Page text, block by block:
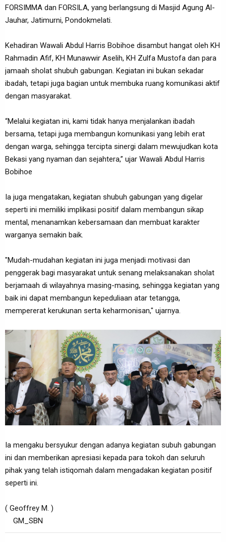
FORSIMMA dan FORSILA, yang berlangsung di Masjid Agung Al-
Jauhar, Jatimurni, Pondokmelati.
Kehadiran Wawali Abdul Harris Bobihoe disambut hangat oleh KH
Rahmadin Afif, KH Munawwir Aselih, KH Zulfa Mustofa dan para
jamaah sholat shubuh gabungan. Kegiatan ini bukan sekadar
ibadah, tetapi juga bagian untuk membuka ruang komunikasi aktif
dengan masyarakat.
“Melalui kegiatan ini, kami tidak hanya menjalankan ibadah
bersama, tetapi juga membangun komunikasi yang lebih erat
dengan warga, sehingga tercipta sinergi dalam mewujudkan kota
Bekasi yang nyaman dan sejahtera,” ujar Wawali Abdul Harris
Bobihoe
Ia juga mengatakan, kegiatan shubuh gabungan yang digelar
seperti ini memiliki implikasi positif dalam membangun sikap
mental, menanamkan kebersamaan dan membuat karakter
warganya semakin baik.
"Mudah-mudahan kegiatan ini juga menjadi motivasi dan
penggerak bagi masyarakat untuk senang melaksanakan sholat
berjamaah di wilayahnya masing-masing, sehingga kegiatan yang
baik ini dapat membangun kepeduliaan atar tetangga,
mempererat kerukunan serta keharmonisan," ujarnya.
Ia mengaku bersyukur dengan adanya kegiatan subuh gabungan
ini dan memberikan apresiasi kepada para tokoh dan seluruh
pihak yang telah istiqomah dalam mengadakan kegiatan positif
seperti ini.
( Geoffrey M. )
GM_SBN